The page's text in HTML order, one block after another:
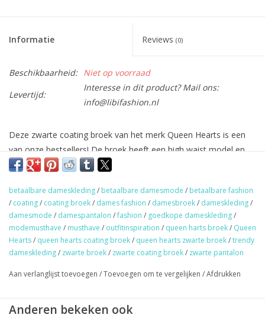
Informatie Reviews (0)
Beschikbaarheid: Niet op voorraad
Levertijd:
Interesse in dit product? Mail ons:
info@libifashion.nl
Deze zwarte coating broek van het merk Queen Hearts is een
van onze bestsellers! De broek heeft een high waist model en
sluit mooi aan. Aan de achterkant zitten twee zakken. De broek
dragen met een paarzwarte boots.
Maat: Verkrijgbaar in maat XS t/m XL, valt aansluitend.
Model: Bionda heeft maat S, draagt maat M en is 169 cm lang.
★GRATISverzending vanaf €50,- (NL)
★ Werkdagen voor 17:00 uur besteld = zelfde dag verzonden
betaalbare dameskleding/ betaalbare damesmode / betaalbare fashion
/ coating/ coating broek/ dames fashion / damesbroek/ dameskleding/
damesmode / damespantalon /fashion / goedkope dameskleding/
modemusthave / musthave / outfitinspiration / queen harts broek/ Queen
Hearts/ queen hearts coating broek/ queen hearts zwarte broek/trendy
dameskleding/ zwarte broek/ zwarte coating broek/ zwarte pantalon
Aan verlanglijst toevoegen /Toevoegen om te vergelijken /Afdrukken
Anderen bekeken ook